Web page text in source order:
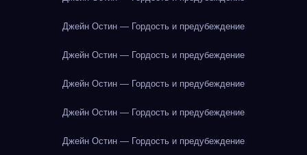
Джейн Остин — Гордость и предубеждение
Джейн Остин — Гордость и предубеждение
Джейн Остин — Гордость и предубеждение
Джейн Остин — Гордость и предубеждение
Джейн Остин — Гордость и предубеждение